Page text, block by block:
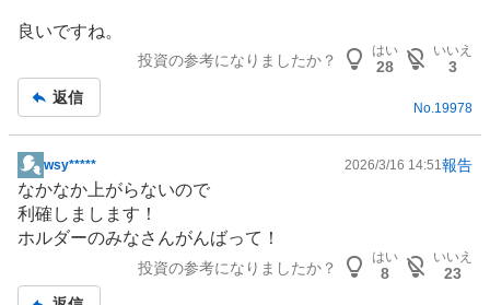
記
良いですね。
投資の参考になりましたか？
はい
28
いいえ
3
返信
No.19978
掲
示
板
記
wsy***** 2026/3/16 14:51報告
なかなか上がらないので
利確しまします！
ホルダーのみなさんがんばって！
投資の参考になりましたか？
はい
8
いいえ
23